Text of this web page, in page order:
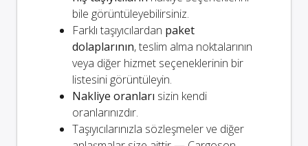
bile görüntüleyebilirsiniz.
Farklı taşıyıcılardan paket
dolaplarının, teslim alma noktalarının
veya diğer hizmet seçeneklerinin bir
listesini görüntüleyin.
Nakliye oranları sizin kendi
oranlarınızdır.
Taşıyıcılarınızla sözleşmeler ve diğer